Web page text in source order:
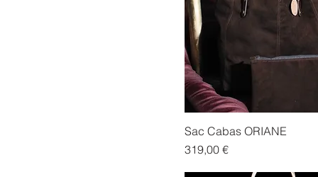
Sac Cabas ORIANE
Prix
319,00 €